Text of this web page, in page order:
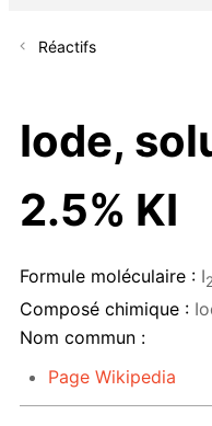
Réactifs
Iode,
2.5% KI
Formule moléculaire : I2
Composé chimique :
Nom commun :
Page Wikipedia